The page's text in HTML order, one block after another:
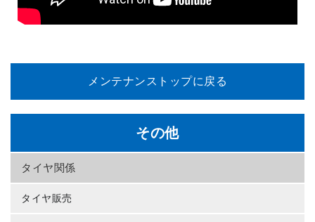
メンテナンストップに戻る
その他
タイヤ関係
タイヤ販売